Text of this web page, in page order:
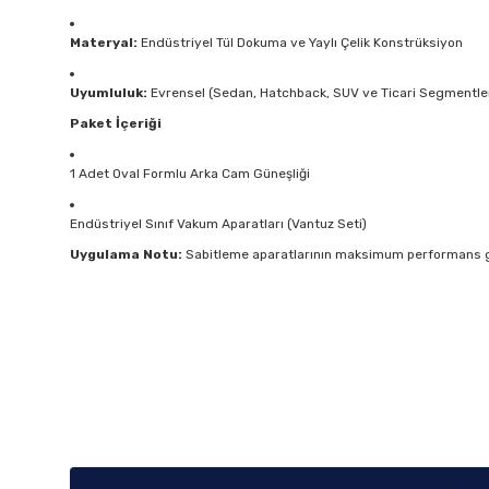
Materyal: Endüstriyel Tül Dokuma ve Yaylı Çelik Konstrüksiyon
Uyumluluk: Evrensel (Sedan, Hatchback, SUV ve Ticari
Paket İçeriği
1 Adet Oval Formlu Arka Cam Güneşliği
Endüstriyel Sınıf Vakum Aparatları (Vantuz Seti)
Uygulama Notu: Sabitleme aparatlarının maksimum performans